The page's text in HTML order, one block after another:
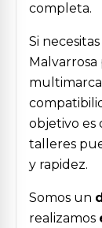
completa.
Si necesitas
objetivo es
talleres
y rapidez.
Somos un
realizamos